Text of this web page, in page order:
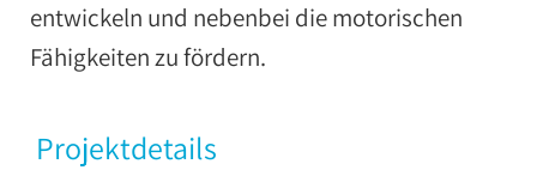
entwickeln und nebenbei die motorischen
Fähigkeiten zu fördern.
Projektdetails